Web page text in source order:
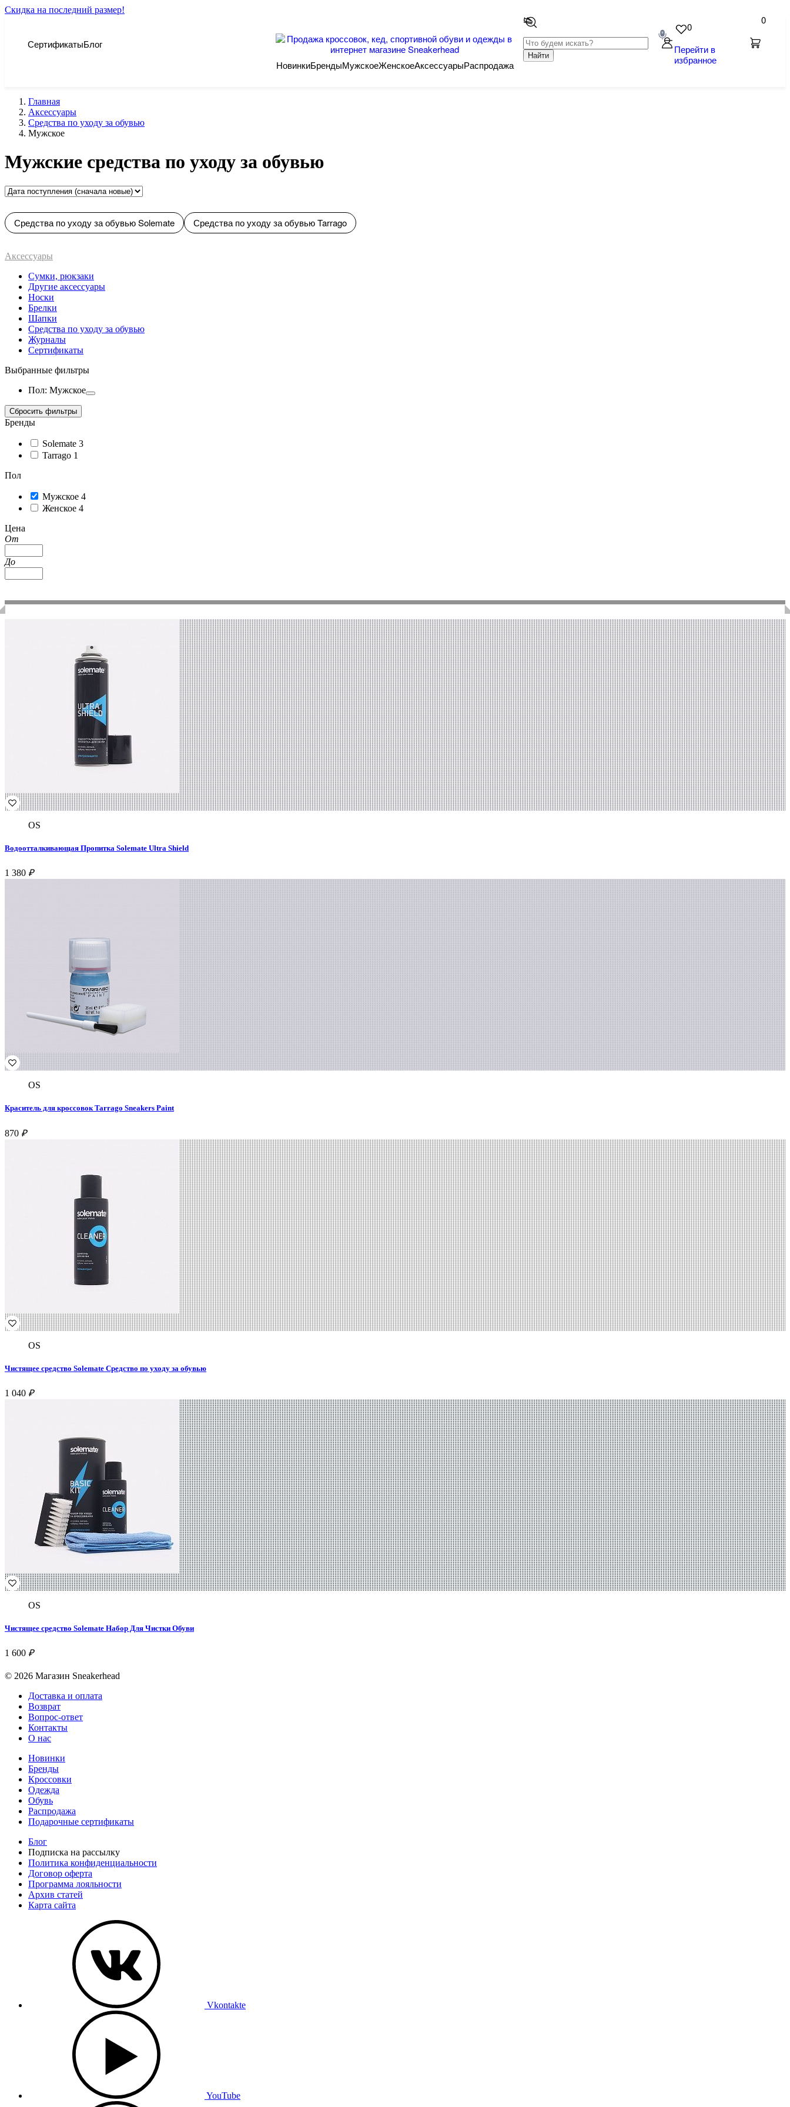
Скидка на последний размер!
СертификатыБлог
Найти
0
Перейти в
избранное
0
НовинкиБрендыМужскоеЖенскоеАксессуарыРаспродажа
Главная
Аксессуары
Средства по уходу за обувью
Мужское
Мужские средства по уходу за обувью
Средства по уходу за обувью Solemate Средства по уходу за обувью Tarrago
Аксессуары
Сумки, рюкзаки
Другие аксессуары
Носки
Брелки
Шапки
Средства по уходу за обувью
Журналы
Сертификаты
Выбранные фильтры
Пол: Мужское
Сбросить фильтры
Бренды
Solemate 3
Tarrago 1
Пол
Мужское 4
Женское 4
Цена
От
До
OS
Водоотталкивающая Пропитка Solemate Ultra Shield
1 380 ₽
OS
Краситель для кроссовок Tarrago Sneakers Paint
870 ₽
OS
Чистящее средство Solemate Средство по уходу за обувью
1 040 ₽
OS
Чистящее средство Solemate Набор Для Чистки Обуви
1 600 ₽
© 2026 Магазин Sneakerhead
Доставка и оплата
Возврат
Вопрос-ответ
Контакты
О нас
Новинки
Бренды
Кроссовки
Одежда
Обувь
Распродажа
Подарочные сертификаты
Блог
Подписка на рассылку
Политика конфиденциальности
Договор оферта
Программа лояльности
Архив статей
Карта сайта
Vkontakte
YouTube